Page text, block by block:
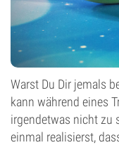
Warst Du Dir jemals
kann während eines
irgendetwas nicht zu
einmal realisierst,